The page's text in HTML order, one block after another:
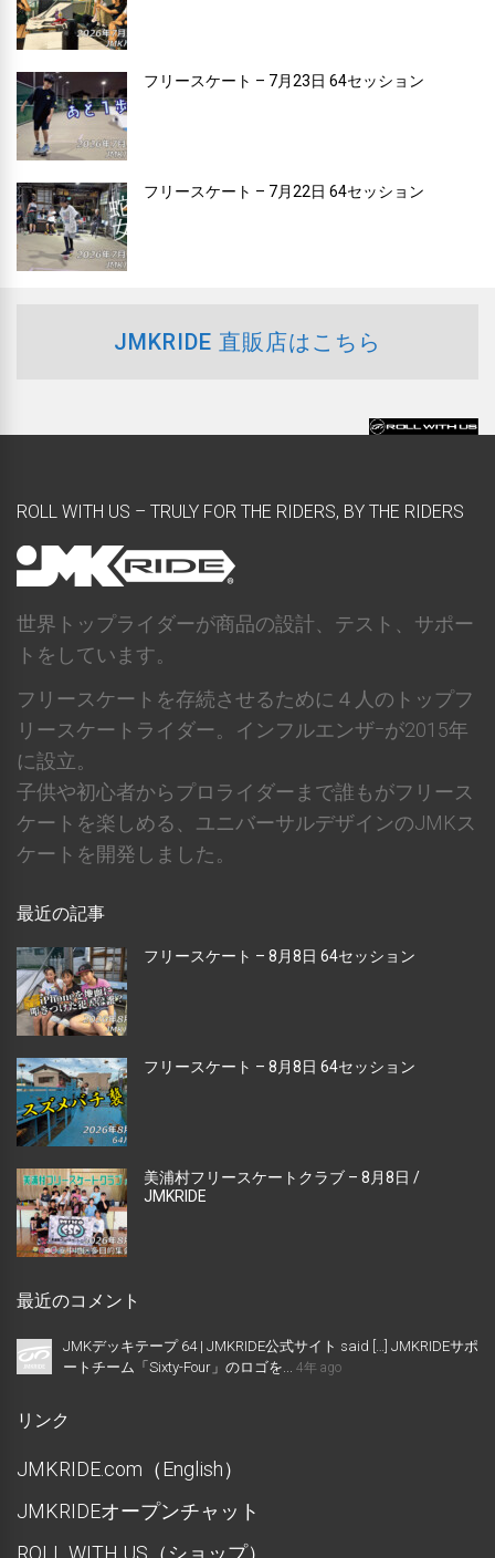
フリースケート – 7月23日 64セッション
フリースケート – 7月22日 64セッション
JMKRIDE 直販店はこちら
ROLL WITH US – TRULY FOR THE RIDERS, BY THE RIDERS
世界トップライダーが商品の設計、テスト、サポー
トをしています。
フリースケートを存続させるために４人のトップフ
リースケートライダー。インフルエンザｰが2015年
に設立。
子供や初心者からプロライダーまで誰もがフリース
ケートを楽しめる、ユニバーサルデザインのJMKス
ケートを開発しました。
最近の記事
フリースケート – 8月8日 64セッション
フリースケート – 8月8日 64セッション
美浦村フリースケートクラブ – 8月8日 /
JMKRIDE
最近のコメント
JMKデッキテープ 64 | JMKRIDE公式サイト said […] JMKRIDEサポ
ートチーム「Sixty-Four」のロゴを...
4年 ago
リンク
JMKRIDE.com（English）
JMKRIDEオープンチャット
ROLL WITH US（ショップ）